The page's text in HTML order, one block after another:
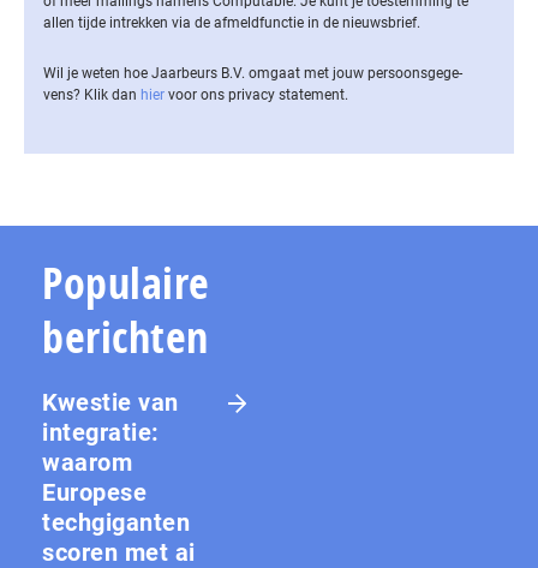
allen tijde intrekken via de af­meld­func­tie in de nieuwsbrief.
Wil je weten hoe Jaarbeurs B.V. omgaat met jouw per­soons­ge­ge­
vens? Klik dan hier voor ons privacy statement.
Populaire
berichten
Kwestie van
integratie:
waarom
Europese
techgiganten
scoren met ai